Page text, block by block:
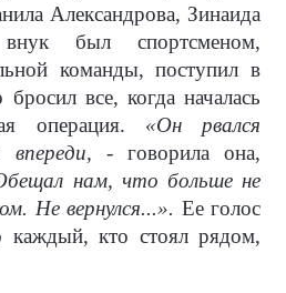
Александрова, Зинаида
был спортсменом,
команды, поступил в
все, когда началась
операция. «Он рвался
впереди, - говорила она,
нам, что больше не
Не вернулся...». Ее голос
кто стоял рядом,